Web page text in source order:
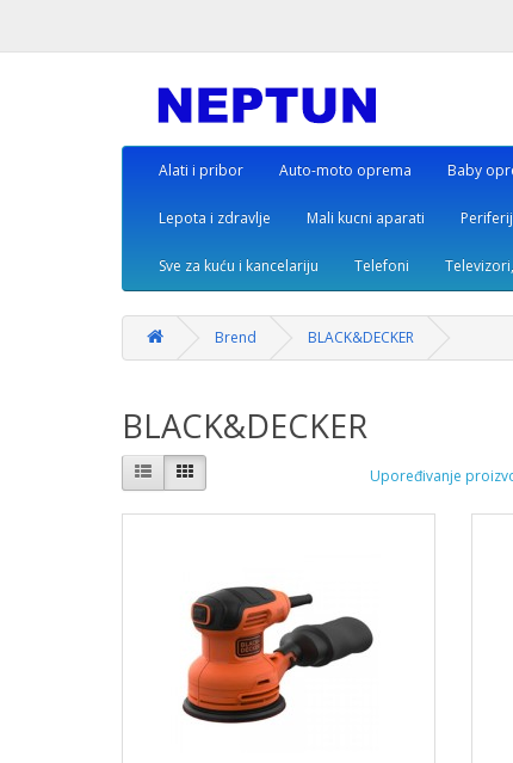
Alati i pribor Auto-moto oprema Baby
Lepota i zdravlje Mali kucni aparati
Sve za kuću i kancelariju Telefoni
Brend BLACK&DECKER
BLACK&DECKER
Upoređivanje